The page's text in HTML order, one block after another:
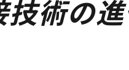
企業と教育機関の連携に
術の